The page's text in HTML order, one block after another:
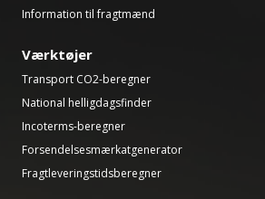
Information til fragtmænd
Værktøjer
Transport CO2-beregner
National helligdagsfinder
Incoterms-beregner
Forsendelsesmærkatgenerator
Fragtleveringstidsberegner